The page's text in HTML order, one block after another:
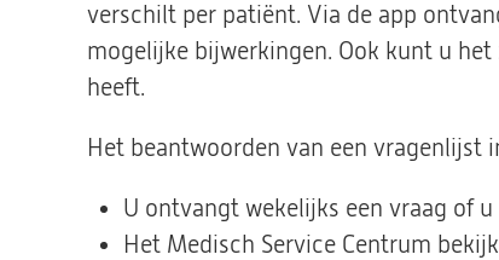
verschilt per patiënt. Via de app
mogelijke bijwerkingen. Ook kunt u
heeft.
Het beantwoorden van een vragenlijst
U ontvangt wekelijks een vraag of
Het Medisch Service Centrum